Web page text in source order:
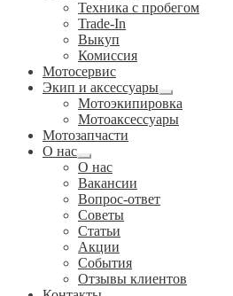
вложенное
Техника с пробегом
Trade-In
Выкуп
Комиссия
Мотосервис
Экип и аксессуары
Развернутое
вложенное
меню
Мотоэкипировка
Мотоаксессуары
Мотозапчасти
О нас
Развернутое
вложенное
меню
О нас
Вакансии
Вопрос-ответ
Советы
Статьи
Акции
События
Отзывы клиентов